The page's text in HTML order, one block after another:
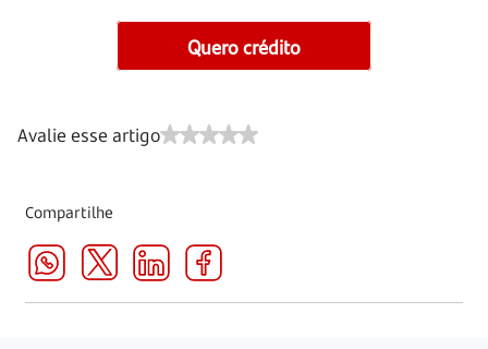
Quero crédito
Avalie esse artigo
Compartilhe